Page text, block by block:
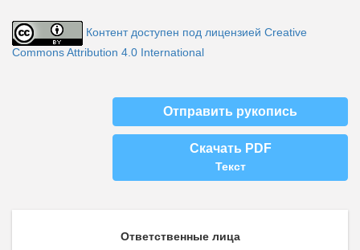
Контент доступен под лицензией Creative
Commons Attribution 4.0 International
Отправить рукопись
Скачать PDF
Текст
Ответственные лица